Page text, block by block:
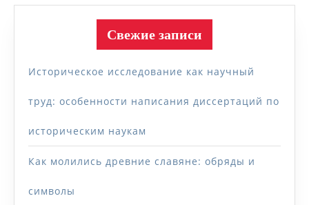
Свежие записи
Историческое исследование как научный
труд: особенности написания диссертаций по
историческим наукам
Как молились древние славяне: обряды и
символы